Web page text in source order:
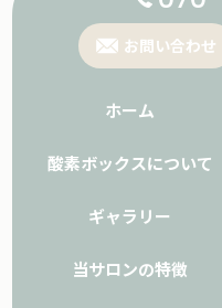
お問い合わせ
ホーム
酸素ボックスについて
ギャラリー
当サロンの特徴